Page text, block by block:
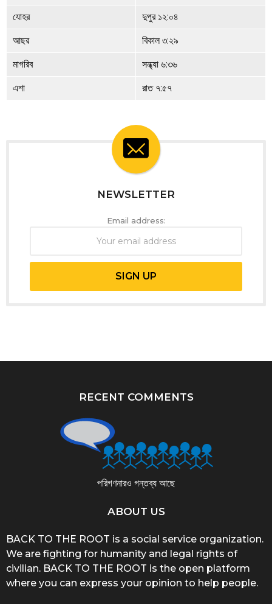
যোহর দুপুর ১২:০৪
আছর বিকাল ৩:২৯
মাগরিব সন্ধ্যা ৬:৩৬
এশা রাত ৭:৫৭
NEWSLETTER
Email address:
RECENT COMMENTS
পরিগণনারও গন্তব্য আছে
ABOUT US
BACK TO THE ROOT is a social service organization.
We are fighting for humanity and legal rights of
civilian. BACK TO THE ROOT is the open platform
where you can express your opinion to help people.